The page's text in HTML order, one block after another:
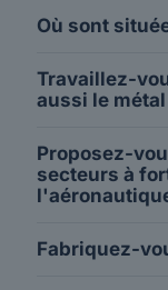
Où sont
Travaillez-
aussi le
Proposez-
secteurs à
Fabriquez-